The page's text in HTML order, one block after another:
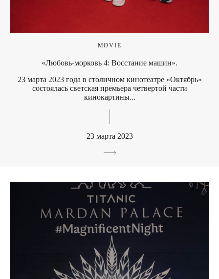
MOVIE
«Любовь-морковь 4: Восстание машин».
23 марта 2023 года в столичном кинотеатре «Октябрь»
состоялась светская премьера четвертой части
кинокартины...
23 марта 2023